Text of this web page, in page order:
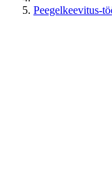
Peegelkeevitus-